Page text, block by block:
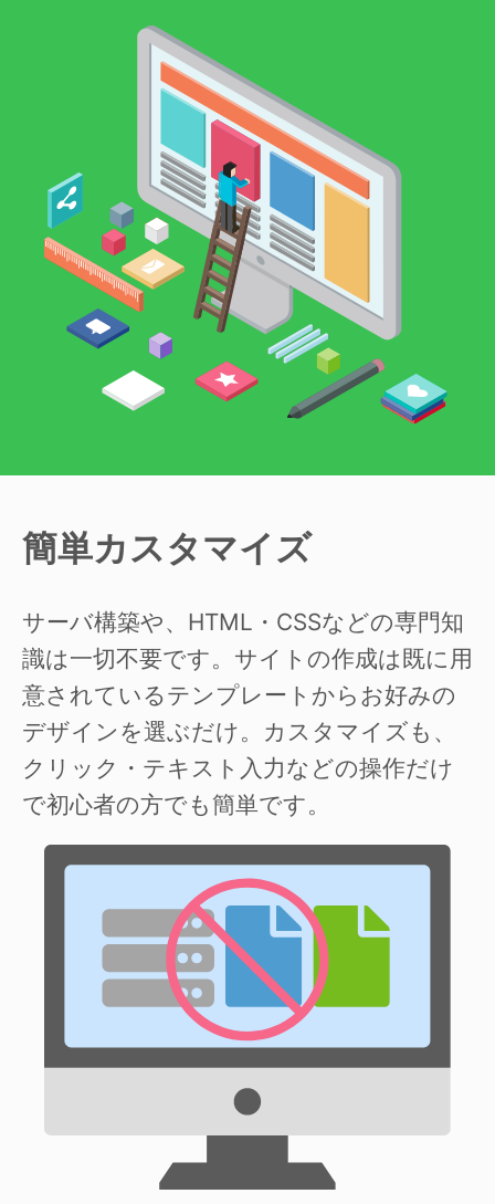
簡単カスタマイズ
サーバ構築や、HTML・CSSなどの専門知
識は一切不要です。サイトの作成は既に用
意されているテンプレートからお好みの
デザインを選ぶだけ。カスタマイズも、
クリック・テキスト入力などの操作だけ
で初心者の方でも簡単です。